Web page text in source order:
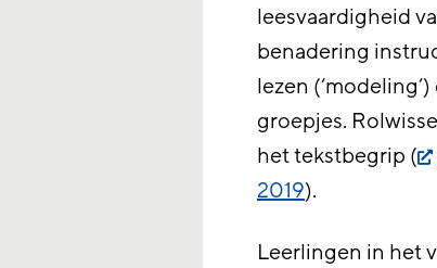
leesvaardigheid
benadering
lezen
groepjes.
het tekstbegrip (
2019).
Leerlingen in het